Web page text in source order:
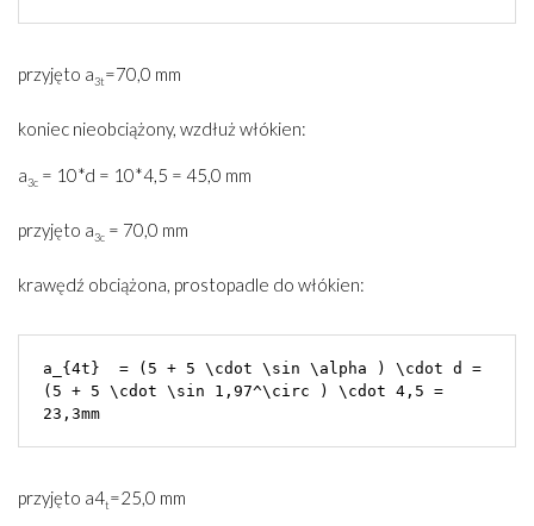
przyjęto a3t=70,0 mm
koniec nieobciążony, wzdłuż włókien:
a3c = 10*d = 10*4,5 = 45,0 mm
przyjęto a3c = 70,0 mm
krawędź obciążona, prostopadle do włókien:
a_{4t}  = (5 + 5 \cdot \sin \alpha ) \cdot d =
(5 + 5 \cdot \sin 1,97^\circ ) \cdot 4,5 =
23,3mm
przyjęto a4t=25,0 mm